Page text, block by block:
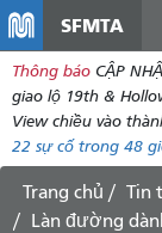
SFMTA
Thông báo CẬP
giao lộ 19th &
View chiều vào
22 sự cố trong 48
Trang chủ
Tin
Làn đường dành cho xe đạp được